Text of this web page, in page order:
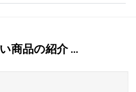
商品の紹介 …